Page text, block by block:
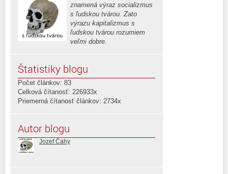
znamená výraz socializmus
s ľudskou tvárou. Zato
výrazu kapitalizmus s
ľudskou tvárou rozumiem
veľmi dobre.
Štatistiky blogu
Počet článkov: 83
Celková čítanosť: 226933x
Priemerná čítanosť článkov: 2734x
Autor blogu
Jozef Čahy